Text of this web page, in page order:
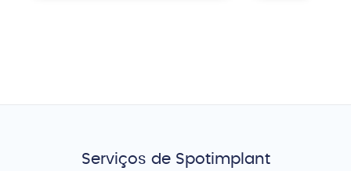
Serviços de Spotimplant